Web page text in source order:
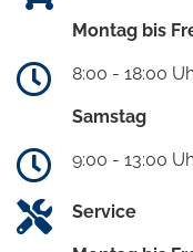
Montag bis
8:00 - 18:00
Samstag
9:00 - 13:00
Service